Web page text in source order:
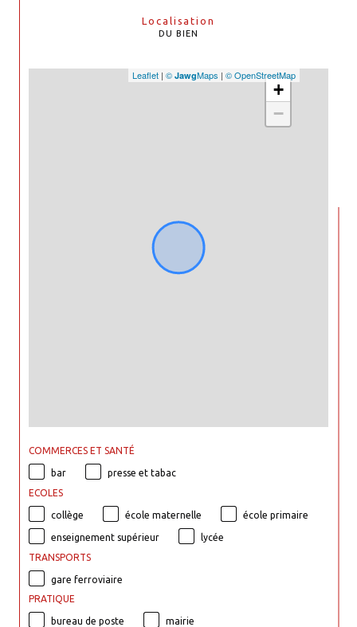
Localisation
DU BIEN
+
−
Leaflet | © JawgMaps | © OpenStreetMap
COMMERCES ET SANTÉ
bar
presse et tabac
ECOLES
collège école maternelle école primaire
enseignement supérieur
lycée
TRANSPORTS
gare ferroviaire
PRATIQUE
bureau de poste mairie